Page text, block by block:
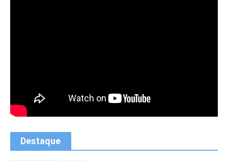
Destaque